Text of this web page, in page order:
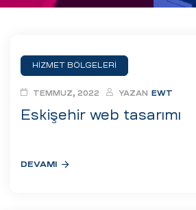
HİZMET BÖLGELERİ
Eskişehir web tasarımı
TEMMUZ, 2022 YAZAN EWT
DEVAMI